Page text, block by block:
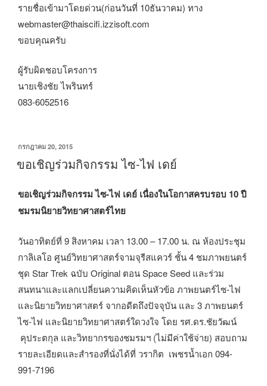
รายชื่อเข้ามาโดยด่วน(ก่อนวันที่ 10ธันวาคม) ทาง
webmaster@thaiscifi.izzisoft.com
ขอบคุณครับ
ผู้รับผิดชอบโครงการ
นายเชิงชัย ไพรินทร์
083-6052516
เขียน
ที่
กรกฎาคม 20, 2015
ขอเชิญร่วมกิจกรรม ไซ-ไฟ เดย์
ขอเชิญร่วมกิจกรรม ไซ-ไฟ เดย์ เนื่องในโอกาสครบรอบ 10 ปี
ชมรมนิยายวิทยาศาสตร์ไทย
วันอาทิตย์ที่ 9 สิงหาคม เวลา 13.00 – 17.00 น. ณ ห้องประชุม
กาลิเลโอ ศูนย์วิทยาศาสตร์จามจุรีสแควร์ ชั้น 4 ชมภาพยนตร์
ชุด Star Trek ฉบับ Original ตอน Space Seed และร่วม
สนทนาและแลกเปลี่ยนความคิดเห็นหัวข้อ ภาพยนตร์ไซ-ไฟ
และนิยายวิทยาศาสตร์ จากอดีตถึงปัจจุบัน และ 3 ภาพยนตร์
ไซ-ไฟ และนิยายวิทยาศาสตร์ใดวงใจ โดย รศ.ดร.ชัยวัฒน์
คุประตกุล และวิทยากรของชมรมฯ (ไม่มีค่าใช้จ่าย) สอบถาม
รายละเอียดและสำรองที่นั่งได้ที่ วรากิต เพชรน้ำเอก 094-
991-7196